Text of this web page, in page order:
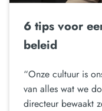
6 tips voor
beleid
“Onze cultuur is
van alles wat we
directeur bewaakt